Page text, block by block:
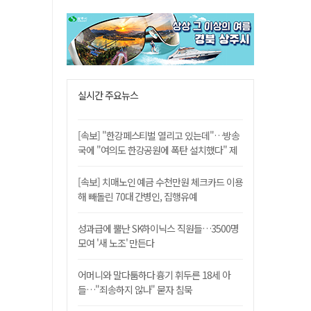
실시간 주요뉴스
[속보] "한강페스티벌 열리고 있는데"…방송
국에 "여의도 한강공원에 폭탄 설치했다" 제
[속보] 치매노인 예금 수천만원 체크카드 이용
해 빼돌린 70대 간병인, 집행유예
성과급에 뿔난 SK하이닉스 직원들…3500명
모여 '새 노조' 만든다
어머니와 말다툼하다 흉기 휘두른 18세 아
들…"죄송하지 않나" 묻자 침묵